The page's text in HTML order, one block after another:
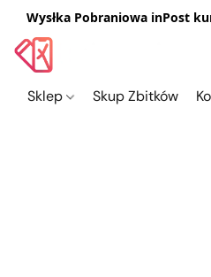
Wysłka Pobraniowa inPost
Sklep Skup Zbitków